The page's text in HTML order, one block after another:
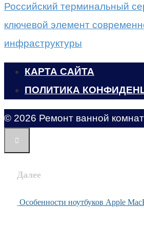
Российский терминальный
ключевой элемент
инфраструктуры
КАРТА САЙТА
ПОЛИТИКА
© 2026 Ремонт ванной
Далее
Особенности ноутбуков Apple